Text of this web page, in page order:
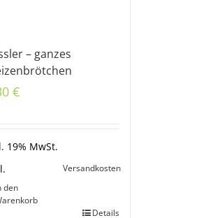
– ganzes
€
19% MwSt.
Versandkosten
den
Details